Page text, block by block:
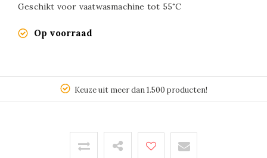
Geschikt voor vaatwasmachine tot 55˚C
Op voorraad
Keuze uit meer dan 1.500 producten!